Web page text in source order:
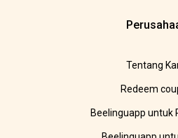
Tentang
Redeem
Beelinguapp untuk